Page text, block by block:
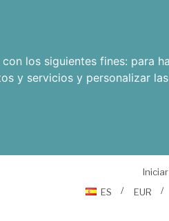
los siguientes fines: para
y servicios y personalizar
ES
EUR